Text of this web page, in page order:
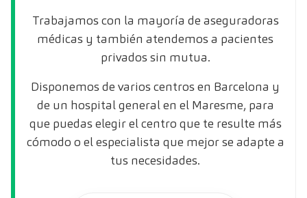
Trabajamos con la mayoría de aseguradoras
médicas y también atendemos a pacientes
privados sin mutua.
Disponemos de varios centros en Barcelona y
de un hospital general en el Maresme, para
que puedas elegir el centro que te resulte más
cómodo o el especialista que mejor se adapte a
tus necesidades.